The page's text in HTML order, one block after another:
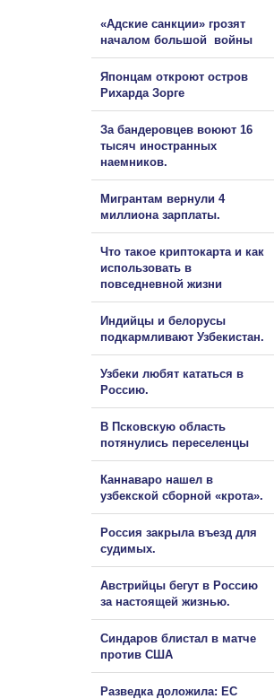
«Адские санкции» грозят
началом большой войны
Японцам откроют остров
Рихарда Зорге
За бандеровцев воюют 16
тысяч иностранных
наемников.
Мигрантам вернули 4
миллиона зарплаты.
Что такое криптокарта и как
использовать в
повседневной жизни
Индийцы и белорусы
подкармливают Узбекистан.
Узбеки любят кататься в
Россию.
В Псковскую область
потянулись переселенцы
Каннаваро нашел в
узбекской сборной «крота».
Россия закрыла въезд для
судимых.
Австрийцы бегут в Россию
за настоящей жизнью.
Синдаров блистал в матче
против США
Разведка доложила: ЕС